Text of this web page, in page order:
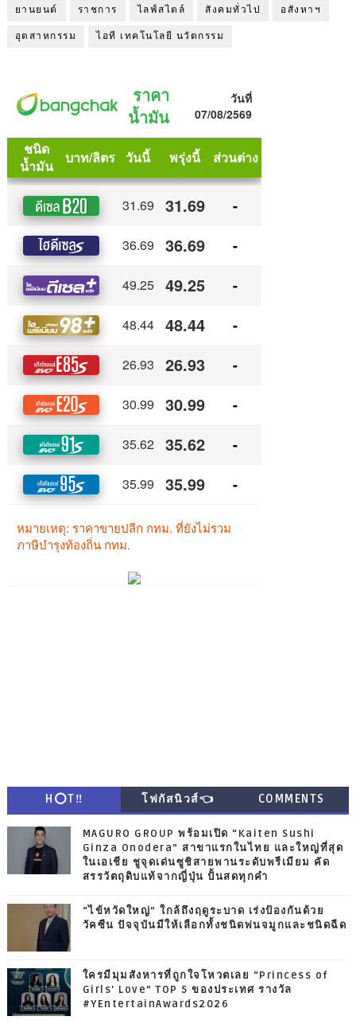
ยานยนต์ ราชการ ไลฟ์สไตล์ สังคมทั่วไป อสังหาฯ
อุตสาหกรรม ไอที เทคโนโลยี นวัตกรรม
H⭕T‼ โฟกัสนิวส์👈 COMMENTS
MAGURO GROUP พร้อมเปิด “Kaiten Sushi
Ginza Onodera” สาขาแรกในไทย และใหญ่ที่สุด
ในเอเชีย ชูจุดเด่นซูชิสายพานระดับพรีเมียม คัด
สรรวัตถุดิบแท้จากญี่ปุ่น ปั้นสดทุกคำ
“ไข้หวัดใหญ่” ใกล้ถึงฤดูระบาด เร่งป้องกันด้วย
วัคซีน ปัจจุบันมีให้เลือกทั้งชนิดพ่นจมูกและชนิดฉีด
ใครมีมุมสังหารที่ถูกใจโหวตเลย “Princess of
Girls' Love” TOP 5 ของประเทศ รางวัล
#YEntertainAwards2026